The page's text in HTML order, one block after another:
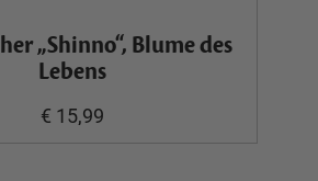
„Shinno“, Blume des
Lebens
€ 15,99